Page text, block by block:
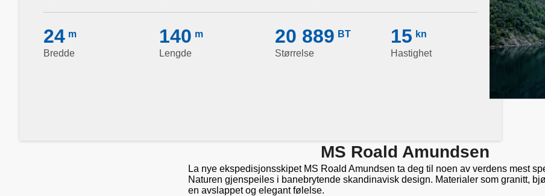
Bredde
24 m
Lengde
140 m
Størrelse
20 889 BT
Hastighet
15 kn
MS Roald Amundsen
La nye ekspedisjonsskipet MS Roald Amundsen ta deg til noen av verdens mest
Naturen gjenspeiles i banebrytende skandinavisk design. Materialer som granitt,
en avslappet og elegant følelse.